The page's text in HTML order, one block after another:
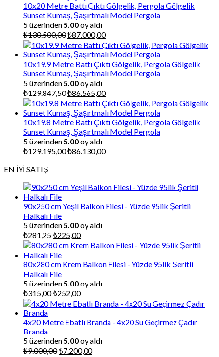
10x20 Metre Battı Çıktı Gölgelik, Pergola Gölgelik
Sunset Kumaş, Şaşırtmalı Model Pergola
5 üzerinden 5.00oy aldı
₺130.500,00Orijinal
fiyat:
₺130.500,00.
₺87.000,00Şu
andaki
fiyat:
₺87.000,00.
10x19.9 Metre Battı Çıktı Gölgelik, Pergola Gölgelik
Sunset Kumaş, Şaşırtmalı Model Pergola
5 üzerinden 5.00oy aldı
₺129.847,50Orijinal
fiyat:
₺129.847,50.
₺86.565,00Şu
andaki
fiyat:
₺86.565,00.
10x19.8 Metre Battı Çıktı Gölgelik, Pergola Gölgelik
Sunset Kumaş, Şaşırtmalı Model Pergola
5 üzerinden 5.00oy aldı
₺129.195,00Orijinal
₺86.130,00Şu
EN İYİ SATIŞ
90x250 cm Yeşil Balkon Filesi - Yüzde 95lik Şeritli
Halkalı File
5 üzerinden 5.00oy aldı
₺281,25Orijinal
fiyat:
₺281,25.
₺225,00Şu
andaki
₺225,00.
80x280 cm Krem Balkon Filesi - Yüzde 95lik Şeritli
Halkalı File
5 üzerinden 5.00oy aldı
₺315,00Orijinal
fiyat:
₺252,00Şu
andaki
₺252,00.
4x20 Metre Ebatlı Branda - 4x20 Su Geçirmez Çadır
Branda
5 üzerinden 5.00oy aldı
₺9.000,00Orijinal
₺7.200,00Şu